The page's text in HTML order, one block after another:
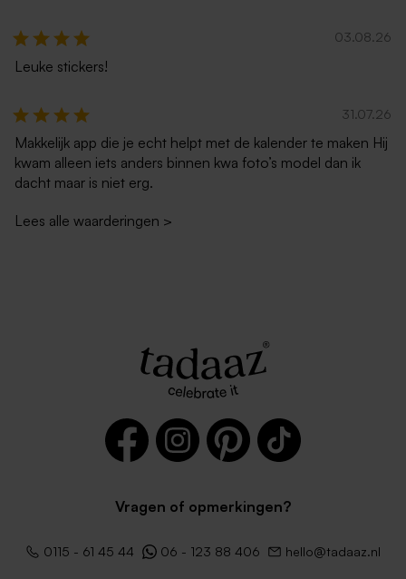
03.08.26
Leuke stickers!
31.07.26
Makkelijk app die je echt helpt met de kalender te maken Hij
kwam alleen iets anders binnen kwa foto’s model dan ik
dacht maar is niet erg.
Lees alle waarderingen >
Vragen of opmerkingen?
0115 - 61 45 44 06 - 123 88 406 hello@tadaaz.nl